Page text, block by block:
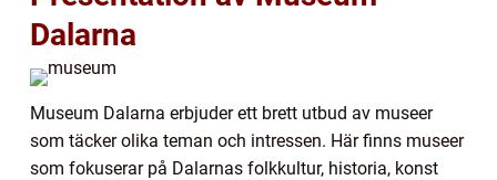
Dalarna
Museum Dalarna erbjuder ett brett utbud av museer
som täcker olika teman och intressen. Här finns museer
som fokuserar på Dalarnas folkkultur, historia, konst